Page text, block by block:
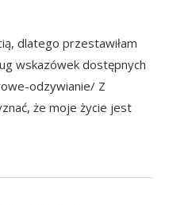
dlatego przestawiłam
wskazówek dostępnych
odzywianie/ Z
że moje życie jest